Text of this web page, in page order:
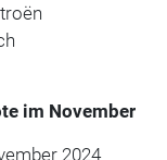
im November
2024